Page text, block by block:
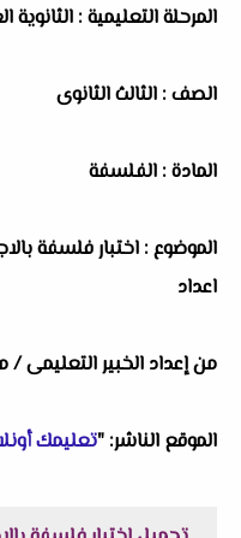
المرحلة التعليمية : الثانوية
الصف : الثالث الثانوى
المادة : الفلسفة
اعداد
من إعداد الخبير التعليمى /
الموقع الناشر: "تعليمك